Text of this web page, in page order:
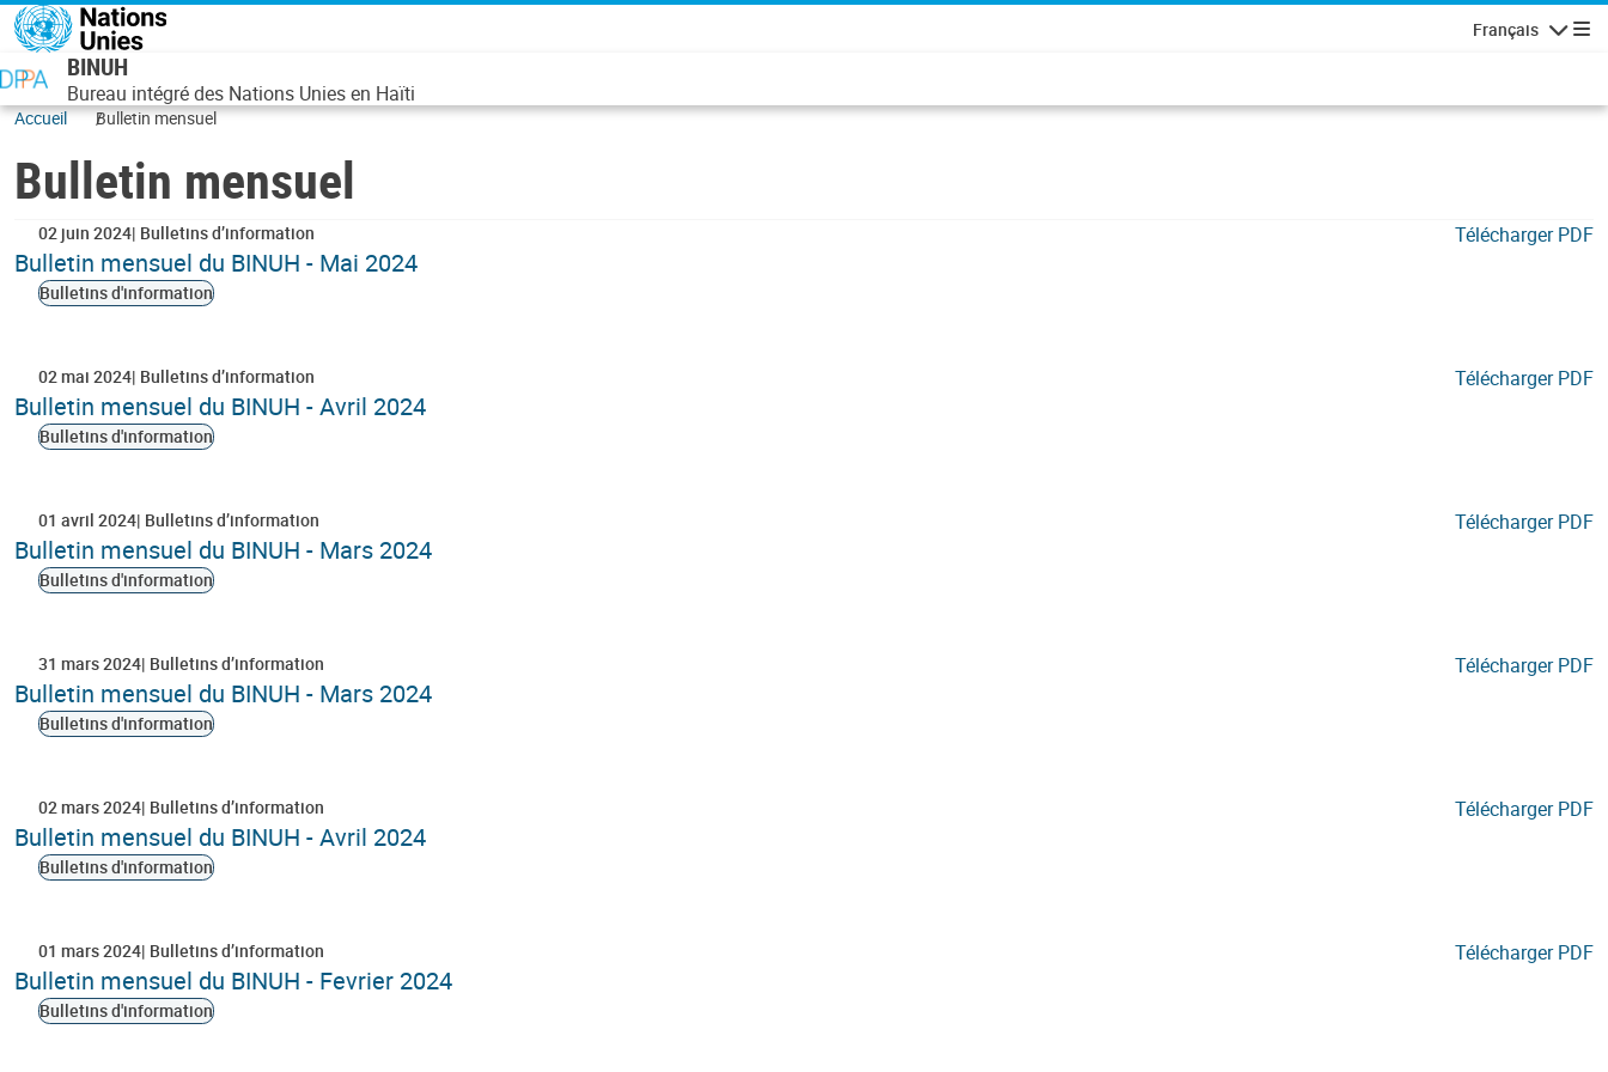
Aller au contenu principal
Français
BINUH
Bureau intégré des Nations Unies en Haïti
Accueil Bulletin mensuel
Bulletin mensuel
02 juin 2024 Bulletins d’information Télécharger PDF
Bulletin mensuel du BINUH - Mai 2024
Bulletins d'information
02 mai 2024 Bulletins d’information Télécharger PDF
Bulletin mensuel du BINUH - Avril 2024
Bulletins d'information
01 avril 2024 Bulletins d’information Télécharger PDF
Bulletin mensuel du BINUH - Mars 2024
Bulletins d'information
31 mars 2024 Bulletins d’information Télécharger PDF
Bulletin mensuel du BINUH - Mars 2024
Bulletins d'information
02 mars 2024 Bulletins d’information Télécharger PDF
Bulletin mensuel du BINUH - Avril 2024
Bulletins d'information
01 mars 2024 Bulletins d’information Télécharger PDF
Bulletin mensuel du BINUH - Fevrier 2024
Bulletins d'information